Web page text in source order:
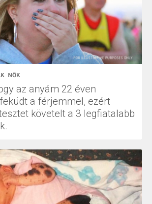
NŐK
az anyám 22 éven
a férjemmel, ezért
követelt a 3 legfiatalabb